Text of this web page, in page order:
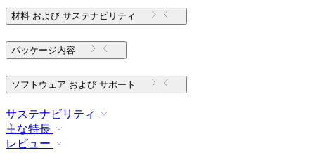
材料 および サステナビリティ
パッケージ内容
ソフトウェア および サポート
サステナビリティ
主な特長
レビュー